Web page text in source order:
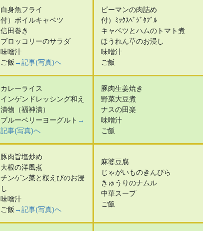
白身魚フライ
付）ボイルキャベツ
信田巻き
ブロッコリーのサラダ
味噌汁
ご飯→記事(写真)へ
ピーマンの肉詰め
付）ﾐｯｸｽﾍﾞｼﾞﾀﾌﾞﾙ
キャベツとハムのトマト煮
ほうれん草のお浸し
味噌汁
ご飯
カレーライス
インゲンドレッシング和え
漬物（福神漬）
ブルーベリーヨーグルト →
記事(写真)へ
豚肉生姜焼き
野菜大豆煮
ナスの田楽
味噌汁
ご飯
豚肉旨塩炒め
大根の洋風煮
チンゲン菜と桜えびのお浸
し
味噌汁
ご飯→記事(写真)へ
麻婆豆腐
じゃがいものきんぴら
きゅうりのナムル
中華スープ
ご飯